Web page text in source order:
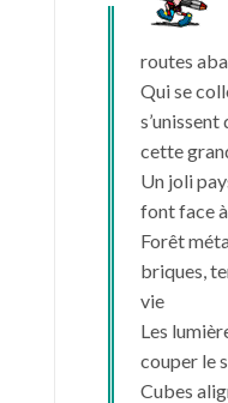
routes
Qui se
s’unissent
cette
Un joli
font face
Forêt
briques,
vie
Les
couper le
Cubes